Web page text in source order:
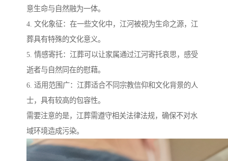
意生命与自然融为一体。
4. 文化象征：在一些文化中，江河被视为生命之源，江
葬具有特殊的文化意义。
5. 情感寄托：江葬可以让家属通过江河寄托哀思，感受
逝者与自然同在的慰藉。
6. 适用范围广：江葬适合不同宗教信仰和文化背景的人
士，具有较高的包容性。
需要注意的是，江葬需遵守相关法律法规，确保不对水
域环境造成污染。